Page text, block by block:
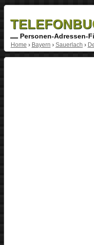
Personen-Adressen-
Home › Bayern › Sauerlach ›